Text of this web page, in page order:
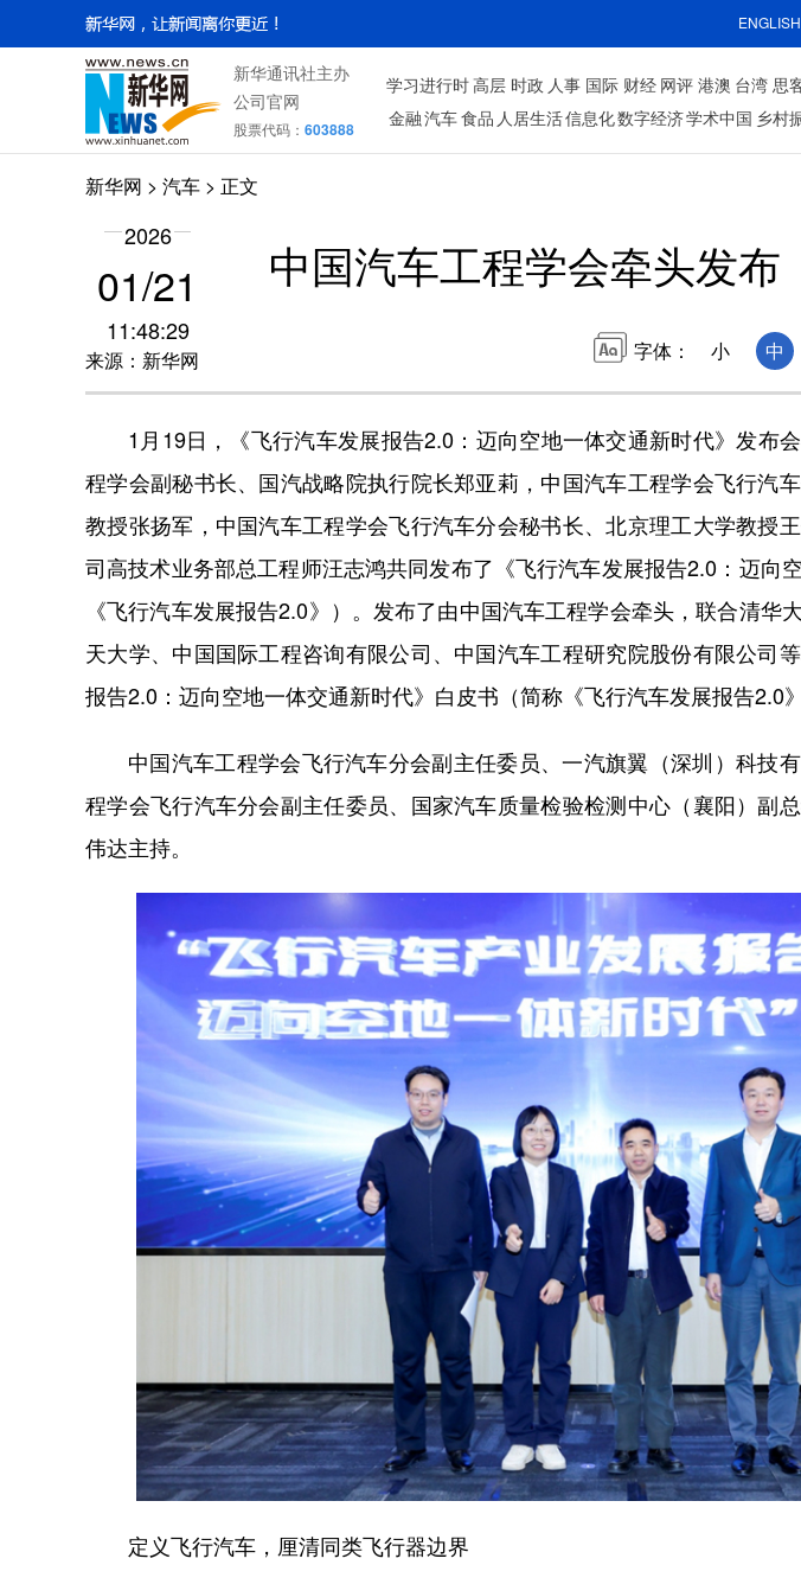
ENGLISH
新华通讯社主办
公司官网
股票代码： 603888
学习进行时 高层 时政 人事 国际 财经 网评 港澳 台湾 思
金融 汽车 食品 人居生活信息化数字经济学术中国 乡村
新华网 > 汽车 > 正文
2026
01/21
11:48:29
来源：新华网
中国汽车工程学会牵头发
字体： 小 中
1月19日，《飞行汽车发展报告2.0：迈向空地一体交通新时代》发布
程学会副秘书长、国汽战略院执行院长郑亚莉，中国汽车工程学会飞行汽
教授张扬军，中国汽车工程学会飞行汽车分会秘书长、北京理工大学教授
司高技术业务部总工程师汪志鸿共同发布了《飞行汽车发展报告2.0：迈向
《飞行汽车发展报告2.0》）。发布了由中国汽车工程学会牵头，联合清华
天大学、中国国际工程咨询有限公司、中国汽车工程研究院股份有限公司
报告2.0：迈向空地一体交通新时代》白皮书（简称《飞行汽车发展报告2.0
中国汽车工程学会飞行汽车分会副主任委员、一汽旗翼（深圳）科技
程学会飞行汽车分会副主任委员、国家汽车质量检验检测中心（襄阳）副
伟达主持。
定义飞行汽车，厘清同类飞行器边界